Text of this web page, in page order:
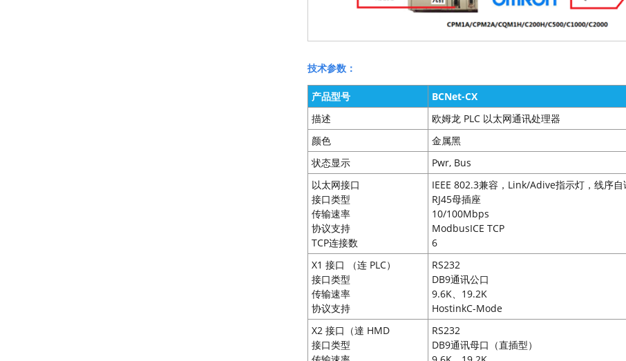
技术参数：
产品型号
BCNet-CX
描述
欧姆龙 PLC 以太网通讯处理器
颜色
金属黑
状态显示
Pwr, Bus
以太网接口
接口类型
传输速率
协议支持
TCP连接数
IEEE 802.3兼容，Link/Adive指示灯，线序
RJ45母插座
10/100Mbps
ModbusICE TCP
6
X1 接口 （连 PLC）
接口类型
传输速率
协议支持
RS232
DB9通讯公口
9.6K、19.2K
HostinkC-Mode
X2 接口（達 HMD
接口类型
RS232
DB9通讯母口（直插型）